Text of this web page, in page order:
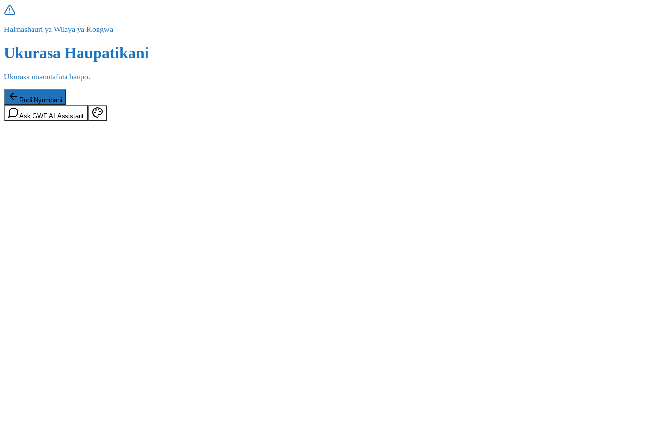
Halmashauri ya Wilaya ya Kongwa
Ukurasa Haupatikani
Ukurasa unaoutafuta haupo.
Rudi Nyumbani
Ask GWF AI Assistant